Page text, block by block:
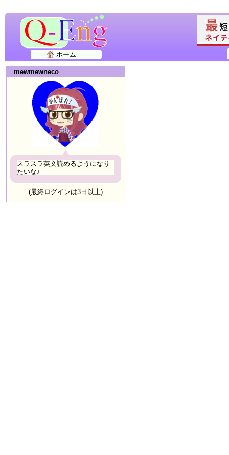
ホーム
mewmewneco
スラスラ英文読めるようになり
たいな♪
(最終ログインは3日以上)